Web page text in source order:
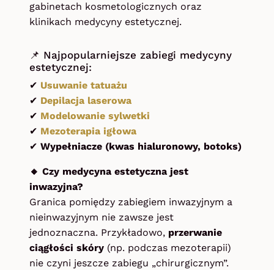
gabinetach kosmetologicznych oraz
klinikach medycyny estetycznej.
📌 Najpopularniejsze zabiegi medycyny
estetycznej:
✔ Usuwanie tatuażu
✔ Depilacja laserowa
✔ Modelowanie sylwetki
✔ Mezoterapia igłowa
✔ Wypełniacze (kwas hialuronowy, botoks)
🔸 Czy medycyna estetyczna jest
inwazyjna?
Granica pomiędzy zabiegiem inwazyjnym a
nieinwazyjnym nie zawsze jest
jednoznaczna. Przykładowo, przerwanie
ciągłości skóry (np. podczas mezoterapii)
nie czyni jeszcze zabiegu „chirurgicznym”.